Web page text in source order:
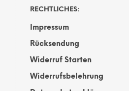
RECHTLICHES:
Impressum
Rücksendung
Widerruf Starten
Widerrufsbelehrung